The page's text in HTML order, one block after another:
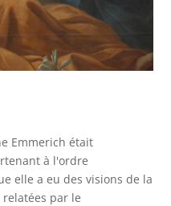
Emmerich était
à l'ordre
elle a eu des visions de la
par le